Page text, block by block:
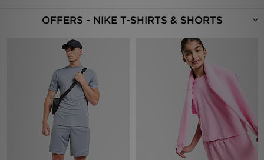
OFFERS - NIKE T-SHIRTS & SHORTS